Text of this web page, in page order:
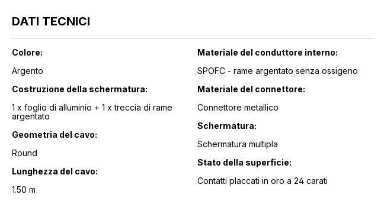
DATI TECNICI
Colore:
Argento
Costruzione della schermatura:
1 x foglio di alluminio + 1 x treccia di rame
argentato
Geometria del cavo:
Round
Lunghezza del cavo:
1.50 m
Materiale del conduttore interno:
SPOFC - rame argentato senza ossigeno
Materiale del connettore:
Connettore metallico
Schermatura:
Schermatura multipla
Stato della superficie:
Contatti placcati in oro a 24 carati